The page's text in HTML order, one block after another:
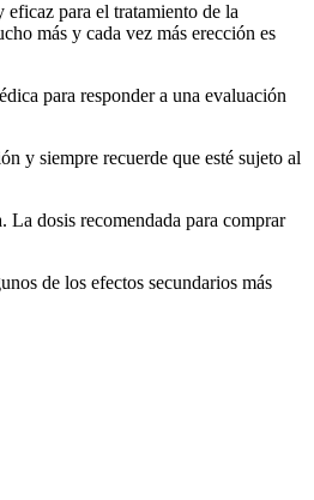
para el tratamiento de la
más y cada vez más erección es
para responder a una evaluación
y siempre recuerde que esté sujeto al
La dosis recomendada para comprar
de los efectos secundarios más